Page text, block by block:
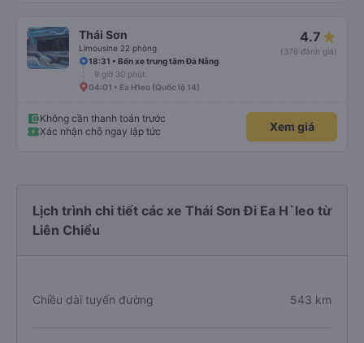
Thái Sơn
Limousine 22 phòng
4.7
(376 đánh giá)
18:31 • Bến xe trung tâm Đà Nẵng
9 giờ 30 phút
04:01 • Ea H'leo (Quốc lộ 14)
Không cần thanh toán trước
Xác nhận chỗ ngay lập tức
Xem giá
Lịch trình chi tiết các xe Thái Sơn Đi Ea H`leo từ
Liên Chiểu
Chiều dài tuyến đường 543 km